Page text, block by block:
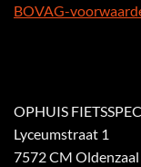
BOVAG-
OPHUIS
Lyceumstraat 1
7572 CM Oldenzaal